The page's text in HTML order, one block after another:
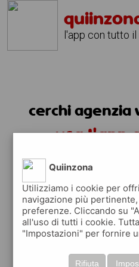
l'app con tutto
cerchi agenzia
usa l'app
Quiinzona
Utilizziamo i cookie per
navigazione più
preferenze. Cliccando su
all'uso di tutti i cookie.
"Impostazioni" per fornire
Rifiuta